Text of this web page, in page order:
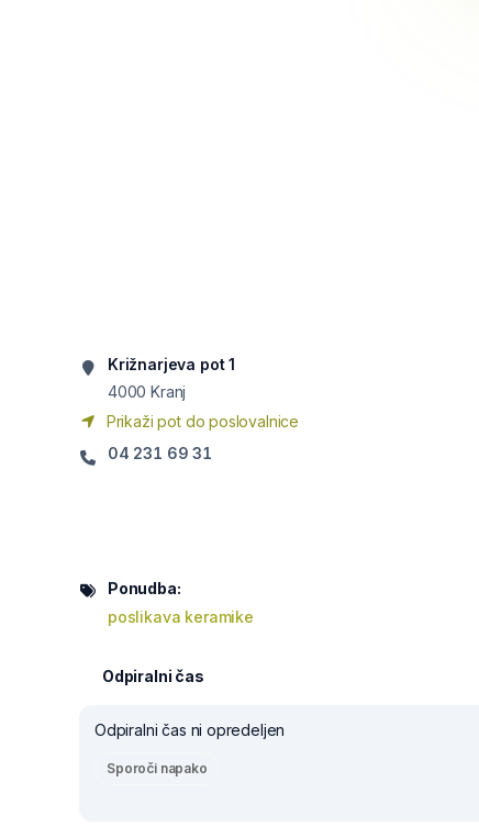
Križnarjeva pot 1
4000 Kranj
Prikaži pot do poslovalnice
04 231 69 31
Ponudba:
poslikava keramike
Odpiralni čas
Odpiralni čas ni opredeljen
Sporoči napako